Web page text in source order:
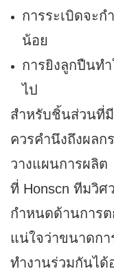
การระเบิดจะ
น้อย
การยิงลูกปืนท
ไป
สำหรับชิ้นส่วนที่
ควรคำนึงถึงผลก
วางแผนการผลิต
ที่ Honscn ทีมวิศ
กำหนดด้านการต
แน่ใจว่าขนาดก
ทำงานร่วมกันได้